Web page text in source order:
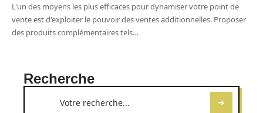
L'un des moyens les plus efficaces pour dynamiser votre point de
vente est d'exploiter le pouvoir des ventes additionnelles. Proposer
des produits complémentaires tels…
Recherche